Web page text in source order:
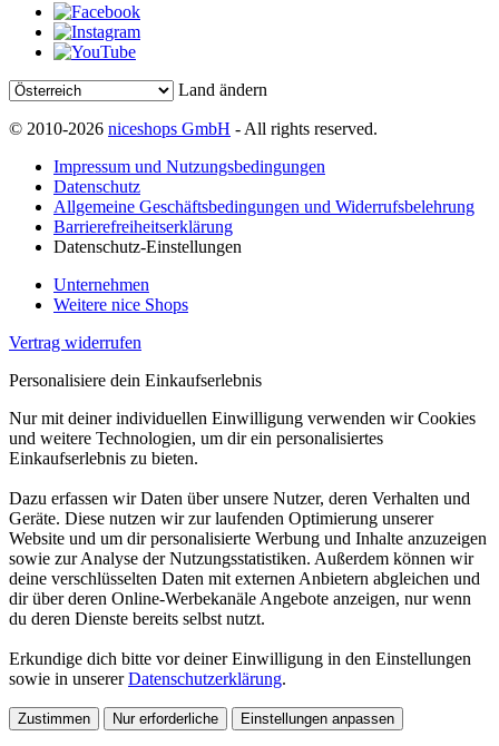
Land ändern
© 2010-2026 niceshops GmbH - All rights reserved.
Impressum und Nutzungsbedingungen
Datenschutz
Allgemeine Geschäftsbedingungen und Widerrufsbelehrung
Barrierefreiheitserklärung
Datenschutz-Einstellungen
Unternehmen
Weitere nice Shops
Vertrag widerrufen
Personalisiere dein Einkaufserlebnis
Nur mit deiner individuellen Einwilligung verwenden wir Cookies
und weitere Technologien, um dir ein personalisiertes
Einkaufserlebnis zu bieten.
Dazu erfassen wir Daten über unsere Nutzer, deren Verhalten und
Geräte. Diese nutzen wir zur laufenden Optimierung unserer
Website und um dir personalisierte Werbung und Inhalte anzuzeigen
sowie zur Analyse der Nutzungsstatistiken. Außerdem können wir
deine verschlüsselten Daten mit externen Anbietern abgleichen und
dir über deren Online-Werbekanäle Angebote anzeigen, nur wenn
du deren Dienste bereits selbst nutzt.
Erkundige dich bitte vor deiner Einwilligung in den Einstellungen
sowie in unsererDatenschutzerklärung.
Zustimmen Nur erforderliche Einstellungen anpassen